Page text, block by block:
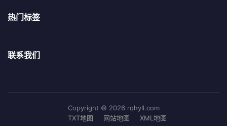
热门标签
联系我们
Copyright © 2026 rqhyll.com
TXT地图
网站地图 XML地图